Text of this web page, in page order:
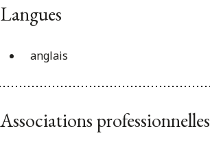
Langues
anglais
Associations professionnelles